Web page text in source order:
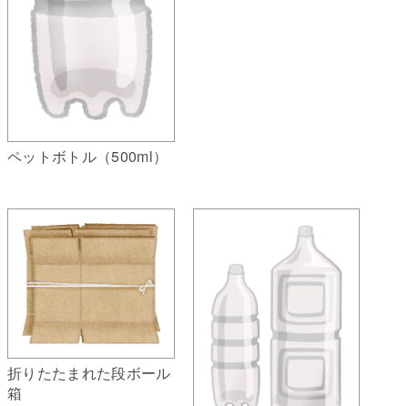
ペットボトル（500ml）
折りたたまれた段ボール
箱